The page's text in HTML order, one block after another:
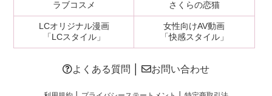
ラブコスメ さくらの恋猫
LCオリジナル漫画
「LCスタイル」
女性向けAV動画
「快感スタイル」
よくある質問 お問い合わせ